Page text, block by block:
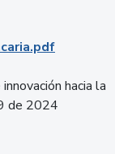
hacia la
de 2024